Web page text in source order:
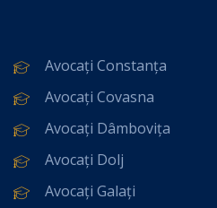
Avocați Constanța
Avocați Covasna
Avocați Dâmbovița
Avocați Dolj
Avocați Galați